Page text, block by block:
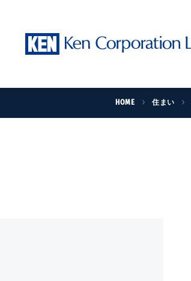
HOME 住まい